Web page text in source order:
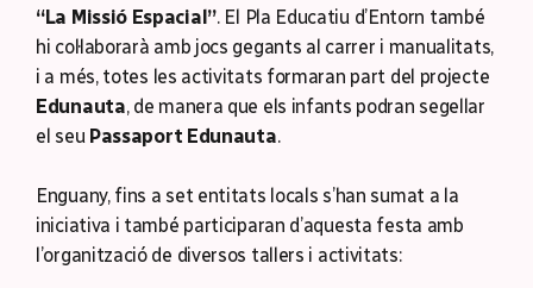
“La Missió Espacial”. El Pla Educatiu d’Entorn també
hi col·laborarà amb jocs gegants al carrer i manualitats,
i a més, totes les activitats formaran part del projecte
Edunauta, de manera que els infants podran segellar
el seu Passaport Edunauta.
Enguany, fins a set entitats locals s’han sumat a la
iniciativa i també participaran d’aquesta festa amb
l’organització de diversos tallers i activitats: